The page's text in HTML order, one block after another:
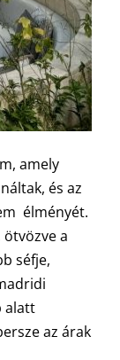
amely
és az
élményét.
a
séfje,
alatt
az árak